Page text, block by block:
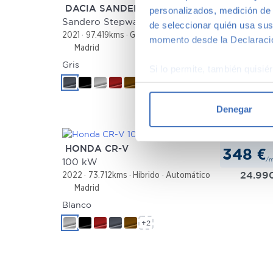
personalizados, medición
de seleccionar quién usa
momento desde la
Si lo permite, también
Recopilar
Obtenga más información
Las cookies de este sitio
y analizar el tráfico.
redes sociales, publicidad
que hayan recopilado a
Denegar
DACIA SANDERO
Sandero Stepway Essential TCe 67 kW (90 CV)
2021 97.419kms Gasolina
Manual
Madrid
165 €
Gris
+2
HONDA CR-V
100 kW
2022 73.712kms Híbrido
Automático
Madrid
348 €/
Blanco
+2